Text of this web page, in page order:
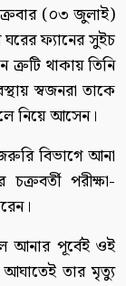
(০৩ জুলাই)
ফ্যানের সুইচ
থাকায় তিনি
স্বজনরা তাকে
নিয়ে আসেন।
বিভাগে আনা
পরীক্ষা-
আনার পূর্বেই ওই
আঘাতেই তার মৃত্যু